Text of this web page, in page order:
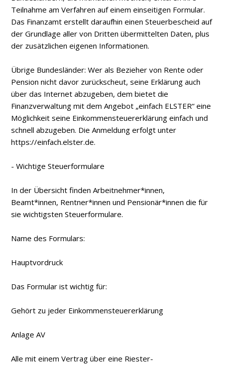
Teilnahme am Verfahren auf einem einseitigen Formular.
Das Finanzamt erstellt daraufhin einen Steuerbescheid auf
der Grundlage aller von Dritten übermittelten Daten, plus
der zusätzlichen eigenen Informationen.
Übrige Bundesländer: Wer als Bezieher von Rente oder
Pension nicht davor zurückscheut, seine Erklärung auch
über das Internet abzugeben, dem bietet die
Finanzverwaltung mit dem Angebot „einfach ELSTER“ eine
Möglichkeit seine Einkommensteuererklärung einfach und
schnell abzugeben. Die Anmeldung erfolgt unter
https://einfach.elster.de.
- Wichtige Steuerformulare
In der Übersicht finden Arbeitnehmer*innen,
Beamt*innen, Rentner*innen und Pensionär*innen die für
sie wichtigsten Steuerformulare.
Name des Formulars:
Hauptvordruck
Das Formular ist wichtig für:
Gehört zu jeder Einkommensteuererklärung
Anlage AV
Alle mit einem Vertrag über eine Riester­